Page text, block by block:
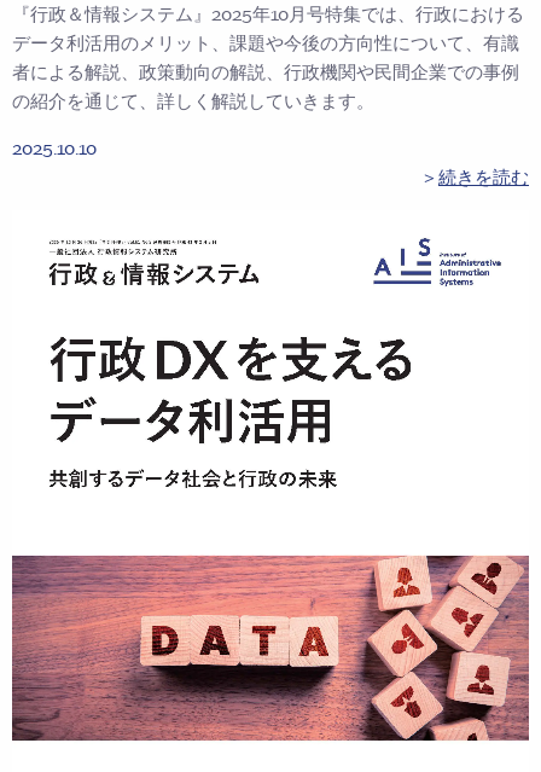
『行政＆情報システム』2025年10月号特集では、行政における
データ利活用のメリット、課題や今後の方向性について、有識
者による解説、政策動向の解説、行政機関や民間企業での事例
の紹介を通じて、詳しく解説していきます。
2025.10.10
＞ 続きを読む